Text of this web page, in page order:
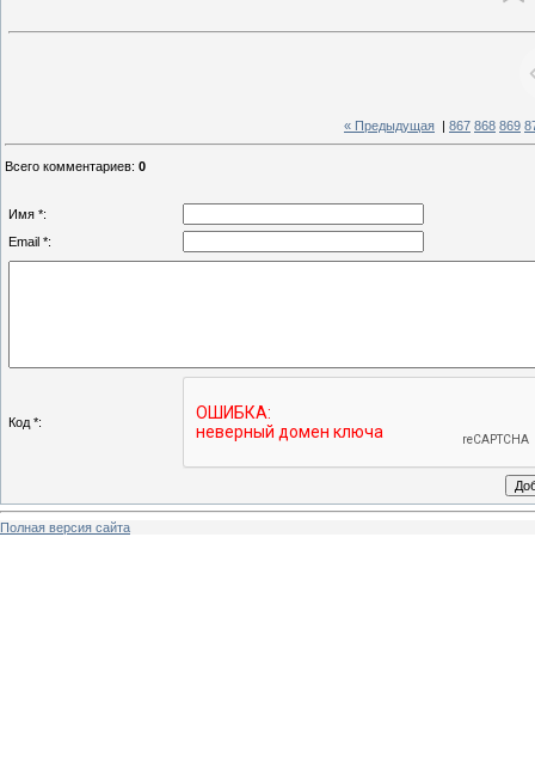
« Предыдущая 867 868 869
Всего комментариев: 0
Имя *:
Email *:
Код *:
Полная версия сайта